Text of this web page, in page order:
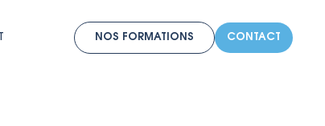
NOS FORMATIONS CONTACT